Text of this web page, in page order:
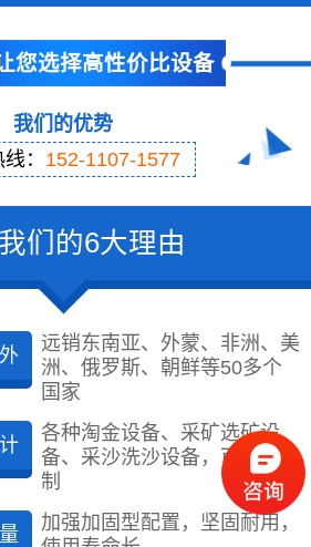
您选择高性价比设备
我们的优势
： 152-1107-1577
们的6大理由
远销东南亚、外蒙、非洲、美
洲、俄罗斯、朝鲜等50多个
国家
各种淘金设备、采矿选矿设
备、采沙洗沙设备，可量身定
制
加强加固型配置，坚固耐用，